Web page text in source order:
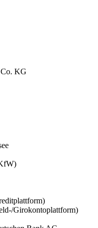
KG
Girokontoplattform)